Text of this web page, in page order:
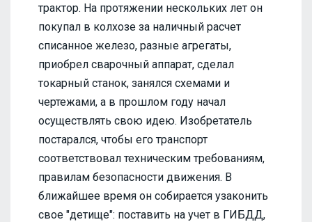
трактор. На протяжении нескольких лет он
покупал в колхозе за наличный расчет
списанное железо, разные агрегаты,
приобрел сварочный аппарат, сделал
токарный станок, занялся схемами и
чертежами, а в прошлом году начал
осуществлять свою идею. Изобретатель
постарался, чтобы его транспорт
соответствовал техническим требованиям,
правилам безопасности движения. В
ближайшее время он собирается узаконить
свое "детище": поставить на учет в ГИБДД,